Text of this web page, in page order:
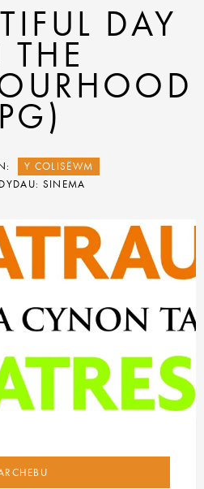
DAY
Y COLISËWM
SINEMA